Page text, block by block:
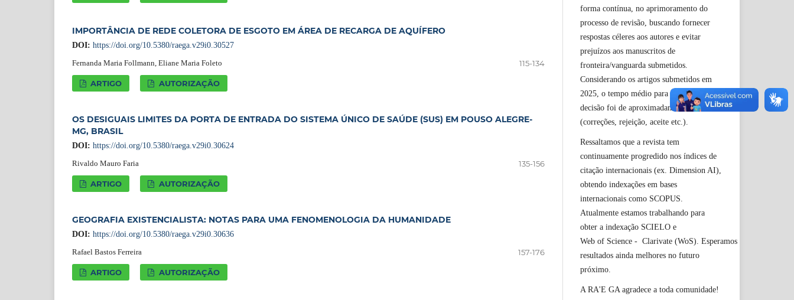
IMPORTÂNCIA DE REDE COLETORA DE ESGOTO EM ÁREA DE RECARGA DE AQUÍFERO
DOI: https://doi.org/10.5380/raega.v29i0.30527
Fernanda Maria Follmann, Eliane Maria Foleto
115-134
ARTIGO AUTORIZAÇÃO
OS DESIGUAIS LIMITES DA PORTA DE ENTRADA DO SISTEMA ÚNICO DE SAÚDE (SUS) EM POUSO ALEGRE-
MG, BRASIL
DOI: https://doi.org/10.5380/raega.v29i0.30624
Rivaldo Mauro Faria
135-156
ARTIGO AUTORIZAÇÃO
GEOGRAFIA EXISTENCIALISTA: NOTAS PARA UMA FENOMENOLOGIA DA HUMANIDADE
DOI: https://doi.org/10.5380/raega.v29i0.30636
Rafael Bastos Ferreira
157-176
ARTIGO AUTORIZAÇÃO
forma contínua, no aprimoramento do
processo de revisão, buscando fornecer
respostas céleres aos autores e evitar
prejuízos aos manuscritos de
fronteira/vanguarda submetidos.
Considerando os artigos submetidos em
2025, o tempo médio para a primeira
decisão foi de aproximadamente 40 dias
(correções, rejeição, aceite etc.).
Ressaltamos que a revista tem
continuamente progredido nos índices de
citação internacionais (ex. Dimension AI),
obtendo indexações em bases
internacionais como SCOPUS.
Atualmente estamos trabalhando para
obter a indexação SCIELO e
Web of Science - Clarivate (WoS). Esperamos
resultados ainda melhores no futuro
próximo.
A RA'E GA agradece a toda comunidade!